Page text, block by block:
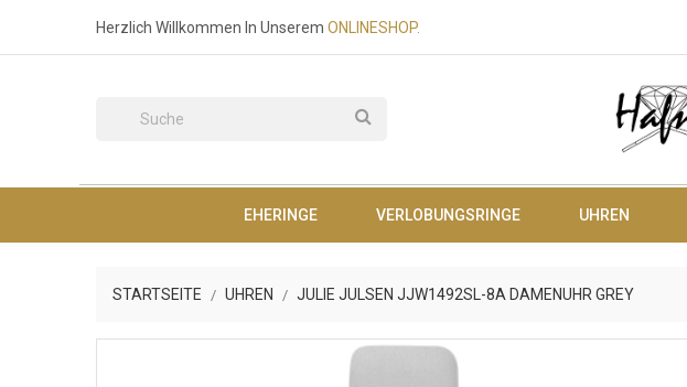
Herzlich Willkommen In Unserem ONLINESHOP.
EHERINGE VERLOBUNGSRINGE UHREN
STARTSEITE UHREN JULIE JULSEN JJW1492SL-8A DAMENUHR GREY